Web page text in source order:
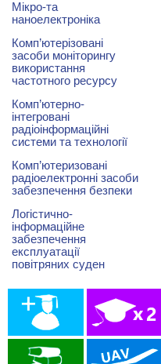
Мікро-та
наноелектроніка
Комп’ютерізовані
засоби моніторингу
використання
частотного ресурсу
Комп’ютерно-
інтегровані
радіоінформаційні
системи та технології
Комп’ютеризовані
радіоелектронні засоби
забезпечення безпеки
Логістично-
інформаційне
забезпечення
експлуатації
повітряних суден